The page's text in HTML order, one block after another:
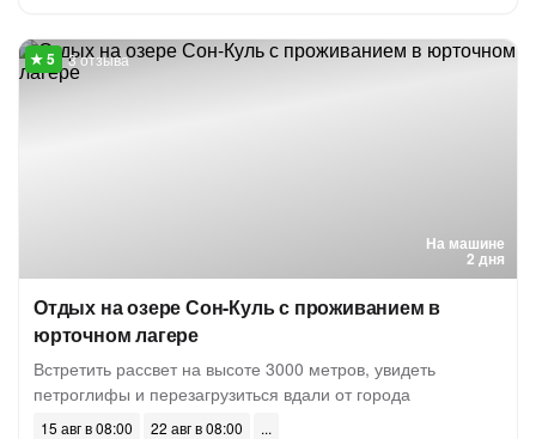
На машине
2 дня
3 отзыва
Отдых на озере Сон-Куль с проживанием в
юрточном лагере
Встретить рассвет на высоте 3000 метров, увидеть
петроглифы и перезагрузиться вдали от города
15 авг в 08:00 22 авг в 08:00